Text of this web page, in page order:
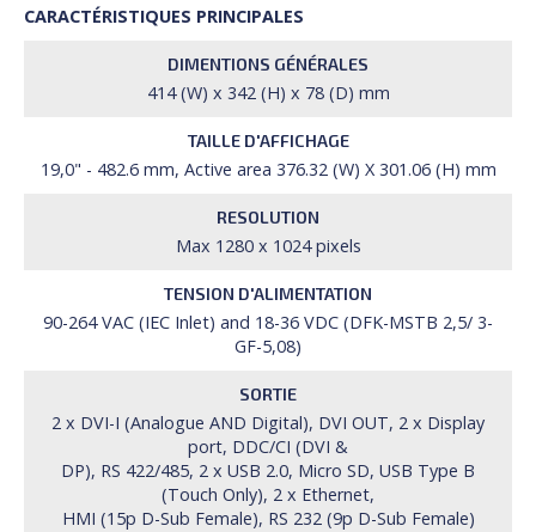
CARACTÉRISTIQUES PRINCIPALES
DIMENTIONS GÉNÉRALES
414 (W) x 342 (H) x 78 (D) mm
TAILLE D'AFFICHAGE
19,0" - 482.6 mm, Active area 376.32 (W) X 301.06 (H) mm
RESOLUTION
Max 1280 x 1024 pixels
TENSION D'ALIMENTATION
90-264 VAC (IEC Inlet) and 18-36 VDC (DFK-MSTB 2,5/ 3-
GF-5,08)
SORTIE
2 x DVI-I (Analogue AND Digital), DVI OUT, 2 x Display
port, DDC/CI (DVI &
DP), RS 422/485, 2 x USB 2.0, Micro SD, USB Type B
(Touch Only), 2 x Ethernet,
HMI (15p D-Sub Female), RS 232 (9p D-Sub Female)